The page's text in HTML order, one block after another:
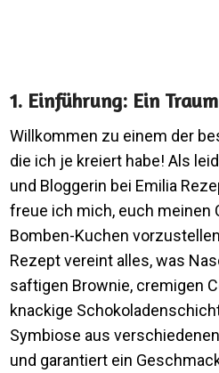
1. Einführung: Ein
Willkommen zu einem der
die ich je kreiert habe! Als
und Bloggerin bei Emilia
freue ich mich, euch meinen
Bomben-Kuchen
Rezept vereint alles, was
saftigen Brownie, cremigen
knackige
Symbiose aus
und garantiert ein